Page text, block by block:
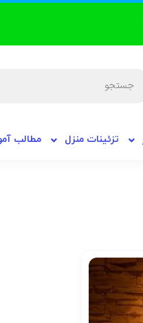
تزئینات منزل مطالب